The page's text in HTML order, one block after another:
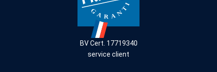
BV Cert. 17719340
service client